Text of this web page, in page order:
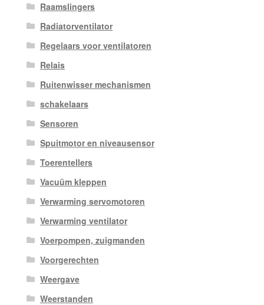
Raamslingers
Radiatorventilator
Regelaars voor ventilatoren
Relais
Ruitenwisser mechanismen
schakelaars
Sensoren
Spuitmotor en niveausensor
Toerentellers
Vacuüm kleppen
Verwarming servomotoren
Verwarming ventilator
Voerpompen, zuigmanden
Voorgerechten
Weergave
Weerstanden